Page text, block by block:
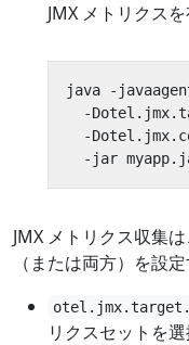
JMX メトリクスを
java -
-
-
JMX メトリクス収集
（または両方）を設
リクスセットを